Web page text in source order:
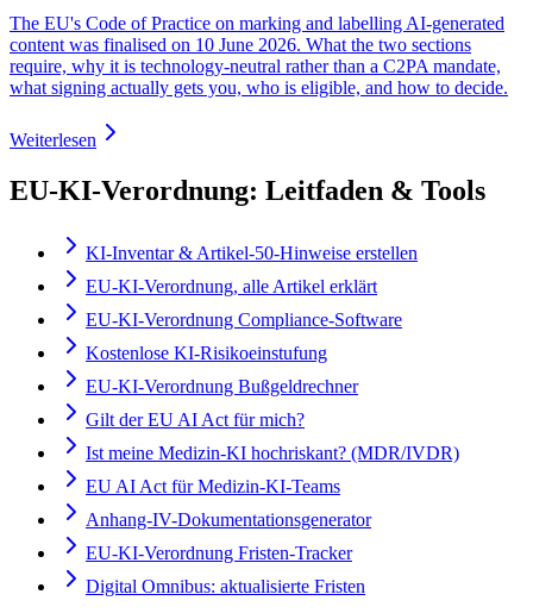
The EU's Code of Practice on marking and labelling AI-generated
content was finalised on 10 June 2026. What the two sections
require, why it is technology-neutral rather than a C2PA mandate,
what signing actually gets you, who is eligible, and how to decide.
Weiterlesen
EU-KI-Verordnung: Leitfaden & Tools
KI-Inventar & Artikel-50-Hinweise erstellen
EU-KI-Verordnung, alle Artikel erklärt
EU-KI-Verordnung Compliance-Software
Kostenlose KI-Risikoeinstufung
EU-KI-Verordnung Bußgeldrechner
Gilt der EU AI Act für mich?
Ist meine Medizin-KI hochriskant? (MDR/IVDR)
EU AI Act für Medizin-KI-Teams
Anhang-IV-Dokumentationsgenerator
EU-KI-Verordnung Fristen-Tracker
Digital Omnibus: aktualisierte Fristen